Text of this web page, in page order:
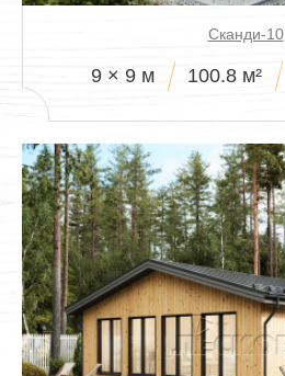
Сканди-10
9 × 9 м 100.8 м²